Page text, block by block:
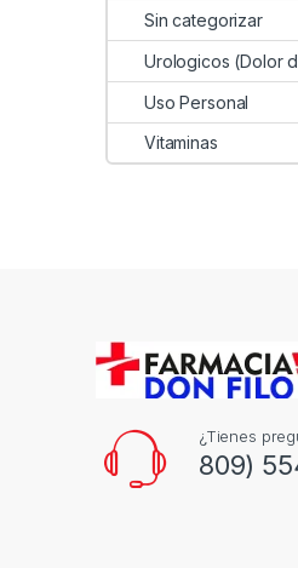
Sin categorizar
Urologicos (Dolor
Uso Personal
Vitaminas
¿Tienes
809)